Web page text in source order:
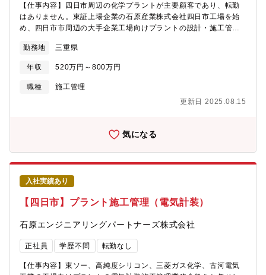
高トップクラスです。◇親会社である石原産業株式会社（東証プ
ライム上場）の工場メンテナンスや新設の安定した売上が約70％
となっています。また四日市（本社）近辺の化学系コンビナート
拡大に向けた新規受注へのバランスがよく、安定的に事業を拡大
【仕事内容】四日市周辺の化学プラントが主要顧客であり、転勤
はありません。東証上場企業の石原産業株式会社四日市工場を始
め、四日市市周辺の大手企業工場向けプラントの設計・施工管理
現場管理（安全・品質・工程管理）が主となります。・営業活動
のサポートとして見積作成業務があります。・発注者・協力会社
との調整業務があります。【仕事の特徴】◇業務の約9割が四日市
で、転勤はありません。◇工期は1週間～6ヶ月となっています。
がある場合は、原則直行直帰となります。本社より近い現場の場
料の支給、講習会費用の負担など資格支援制度が充実しており、
技術者として成長する機会が豊富な環境です。部署内では月に一
回勉強会なども業務時間内に開催され、情報交換を行う時間とし
て設定されておりスキルアップができる環境です。【組織構成】
プラント本部 土木建築部 土木・建築グループは20名（本部長
／副本部長／部長／副部長／グループリーダー／マネージャー／
所長／主任／スタッフ9名）在籍しています。【当社の特徴】
◇2012年1月に石原化工建設株式会社から分割し、技術やノウハ
ウを持ちながら新会社として立ち上がりました。工場の自家発設
備の計画、設計、建設、保守、操業に関わる全てのサービスを提
供しております。◇豊富な経験と実績が買われ、三重県下の建設
業では10年以上連続で完工高トップクラスです。◇親会社である
石原産業株式会社（東証プライム上場）の工場メンテナンスや新
勤務地 三重県
年収 520万円～800万円
職種
施工管理
更新日 2025.08.15
気になる
入社実績あり
【四日市】プラント施工管理（電気計装）
石原エンジニアリングパートナーズ株式会社
正社員 学歴不問 転勤なし
【仕事内容】東ソー、高純度シリコン、三菱ガス化学、古河電気